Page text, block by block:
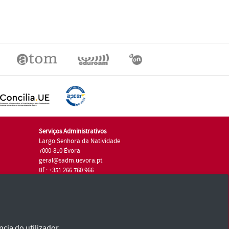
Serviços Administrativos
Largo Senhora da Natividade
7000-810 Évora
geral@sadm.uevora.pt
tlf.: +351 266 760 966